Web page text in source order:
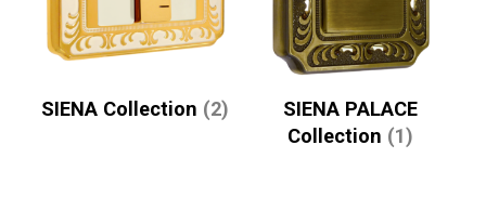
SIENA Collection (2)
SIENA PALACE
Collection (1)